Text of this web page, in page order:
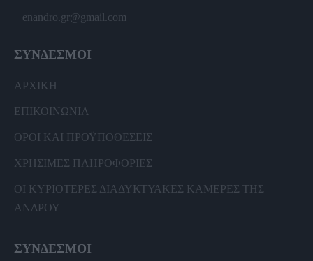
enandro.gr@gmail.com
ΣΥΝΔΕΣΜΟΙ
ΑΡΧΙΚΗ
ΕΠΙΚΟΙΝΩΝΙΑ
ΟΡΟΙ ΚΑΙ ΠΡΟΫΠΟΘΕΣΕΙΣ
ΧΡΗΣΙΜΕΣ ΠΛΗΡΟΦΟΡΙΕΣ
ΟΙ ΚΥΡΙΟΤΕΡΕΣ ΔΙΑΔΥΚΤΥΑΚΕΣ ΚΑΜΕΡΕΣ ΤΗΣ
ΑΝΔΡΟΥ
ΣΥΝΔΕΣΜΟΙ